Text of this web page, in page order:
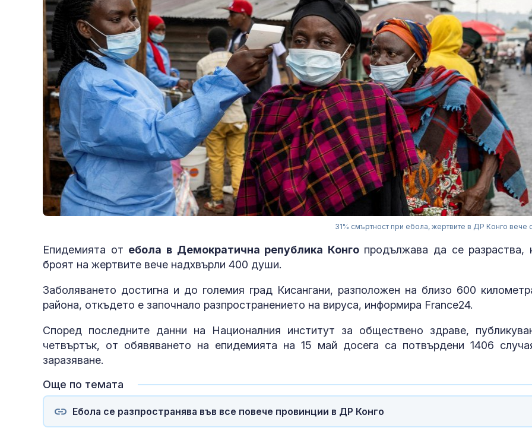
31% смъртност при ебола, жертвите в ДР Конго вече
Епидемията от ебола в Демократична република Конгопродължава да се разраства,
броят на жертвите вече надхвърли 400 души.
Заболяването достигна и до големия град Кисангани, разположен на близо 600
района, откъдето е започнало разпространението на вируса, информира France24.
Според последните данни на Националния институт за обществено здраве,
четвъртък, от обявяването на епидемията на 15 май досега са потвърдени 1406
заразяване.
Още по темата
Ебола се разпространява във все повече провинции в ДР Конго